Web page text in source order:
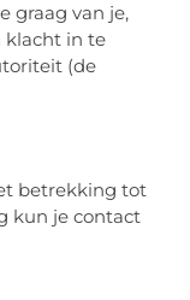
graag van je,
klacht in te
(de
betrekking tot
kun je contact